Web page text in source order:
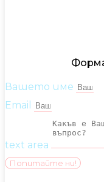
Вашето име
Email
text area
Попитайте ни!